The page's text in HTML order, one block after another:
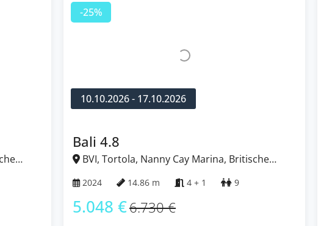
-25%
10.10.2026 - 17.10.2026
Bali 4.8
BVI, Tortola, Nanny Cay Marina, Britische
2024 14.86 m 4 + 1 9
5.048 €6.730 €